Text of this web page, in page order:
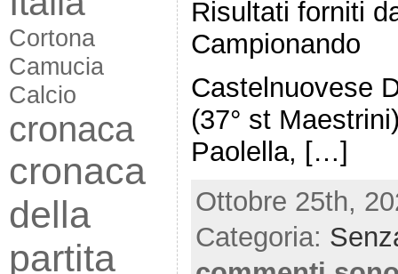
Cortona
Camucia
Calcio
cronaca
cronaca
della
partita
Risultati forniti
Campionando
Castelnuovese
(37° st
Paolella, […]
Ottobre 25th,
Categoria: